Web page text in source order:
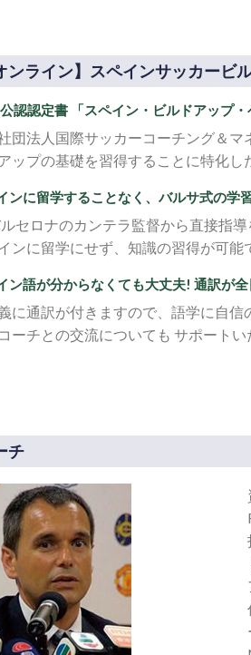
ンライン】スペインサッカービ
認認定書 「スペイン・ビルドアップ
団法人国際サッカーコーチング＆
ップの基礎を習得することに特化し
ンに留学することなく、バルサ式の学
セロナのカンテラ監督から直接指
ンに留学にせず、知識の習得が可能
ン語が分からなくても大丈夫! 通訳が
に通訳が付きますので、語学に自
ーチとの交流についても サポートい
チ